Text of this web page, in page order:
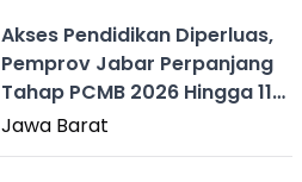
Akses Pendidikan Diperluas,
Pemprov Jabar Perpanjang
Tahap PCMB 2026 Hingga 11
Juni
Jawa Barat